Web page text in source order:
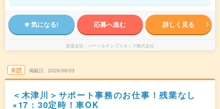
気になる! 応募へ進む 詳しく見る
派遣会社 パーソルテンプスタッフ株式会社
未読 掲載日 2026/08/03
＜木津川＞サポート事務のお仕事！残業なし
×17：30定時！車OK